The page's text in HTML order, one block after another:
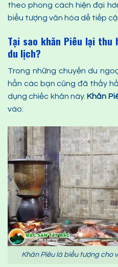
theo phong cách hiện đại
biểu tượng văn hóa dễ tiếp
Tại sao khăn Piêu lại thu
du lịch?
Trong những chuyến du
hẳn các bạn cũng đã thấy
dụng chiếc khăn này. Khăn P
vào:
Khăn Piêu là biểu tượng cho